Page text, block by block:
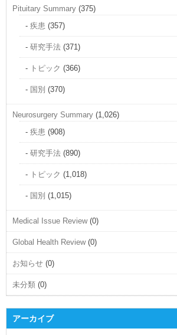
Pituitary Summary (375)
疾患 (357)
研究手法 (371)
トピック (366)
国別 (370)
Neurosurgery Summary (1,026)
疾患 (908)
研究手法 (890)
トピック (1,018)
国別 (1,015)
Medical Issue Review(0)
Global Health Review(0)
お知らせ (0)
未分類 (0)
アーカイブ